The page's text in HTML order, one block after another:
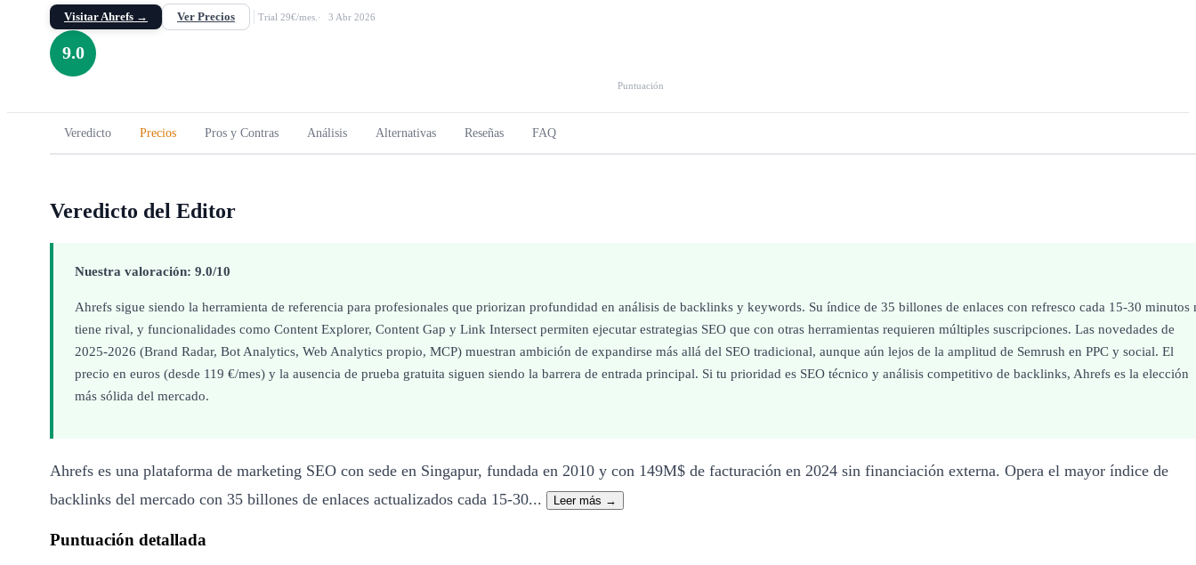
Visitar Ahrefs → Ver Precios Trial 29€/mes. 3 Abr 2026
9.0
Puntuación
Veredicto Precios Pros y Contras Análisis Alternativas Reseñas FAQ
Veredicto del Editor
Nuestra valoración: 9.0/10
Ahrefs sigue siendo la herramienta de referencia para profesionales que priorizan profundidad en análisis de backlinks y keywords. Su índice de 35 billones de enlaces con refresco cada 15-30 minutos
tiene rival, y funcionalidades como Content Explorer, Content Gap y Link Intersect permiten ejecutar estrategias SEO que con otras herramientas requieren múltiples suscripciones. Las novedades de
2025-2026 (Brand Radar, Bot Analytics, Web Analytics propio, MCP) muestran ambición de expandirse más allá del SEO tradicional, aunque aún lejos de la amplitud de Semrush en PPC y social. El
precio en euros (desde 119 €/mes) y la ausencia de prueba gratuita siguen siendo la barrera de entrada principal. Si tu prioridad es SEO técnico y análisis competitivo de backlinks, Ahrefs es la elección
más sólida del mercado.
Ahrefs es una plataforma de marketing SEO con sede en Singapur, fundada en 2010 y con 149M$ de facturación en 2024 sin financiación externa. Opera el mayor índice de
backlinks del mercado con 35 billones de enlaces actualizados cada 15-30...
Leer más →
Puntuación detallada